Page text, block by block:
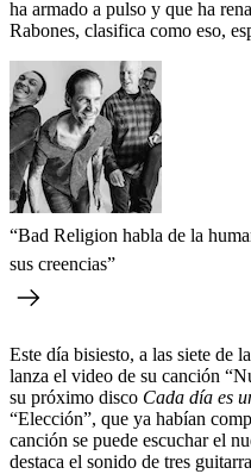
ha armado a pulso y que ha
Rabones, clasifica como eso,
“Bad Religion habla de la
sus creencias”
Este día bisiesto, a las siete de
lanza el video de su canción
su próximo disco Cada día es
“Elección”, que ya habían
canción se puede escuchar el
destaca el sonido de tres